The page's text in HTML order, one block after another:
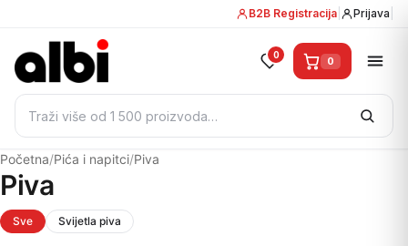
B2B Registracija Prijava
Pretraži:
0 0
Početna/Pića i napitci/Piva
Piva
Sve Svijetla piva